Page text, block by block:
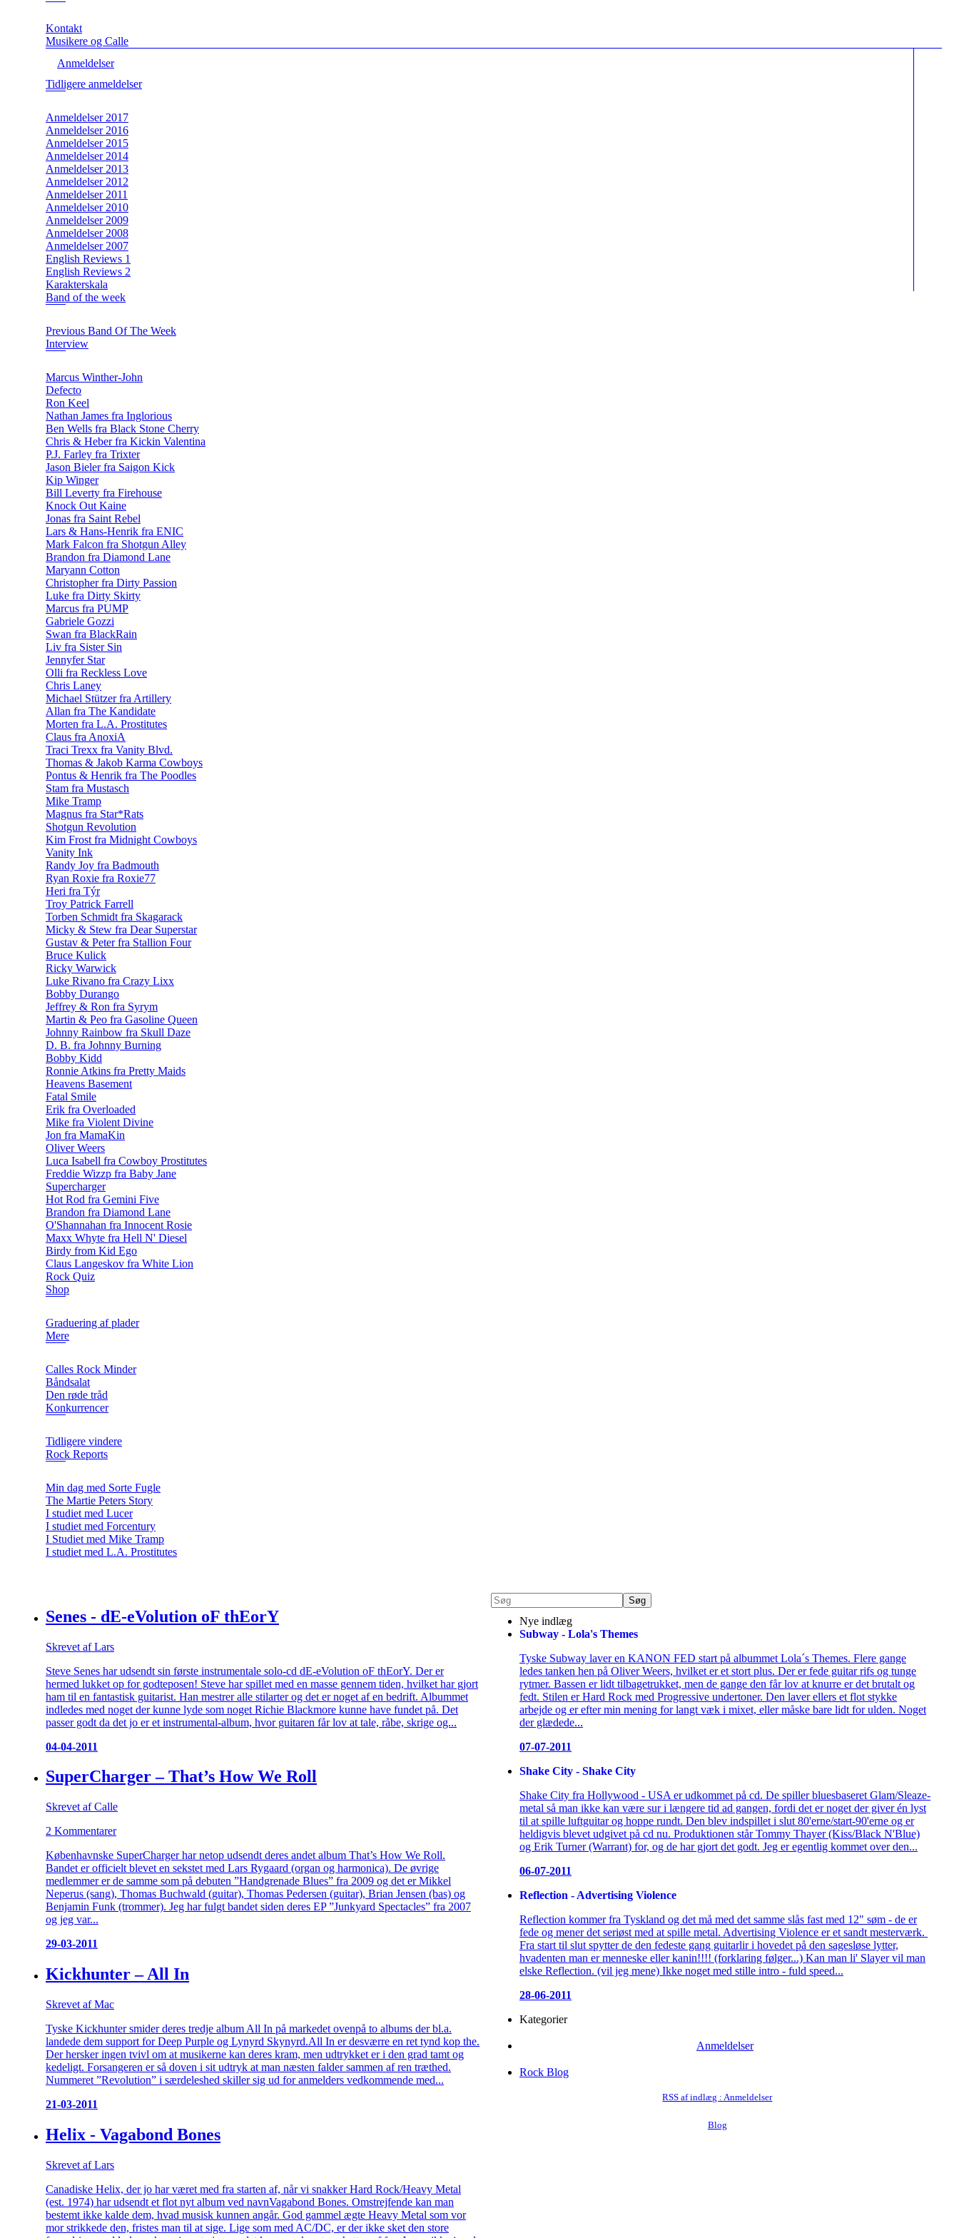
Kontakt
Musikere og Calle
Anmeldelser
Tidligere anmeldelser
Anmeldelser 2017
Anmeldelser 2016
Anmeldelser 2015
Anmeldelser 2014
Anmeldelser 2013
Anmeldelser 2012
Anmeldelser 2011
Anmeldelser 2010
Anmeldelser 2009
Anmeldelser 2008
Anmeldelser 2007
English Reviews 1
English Reviews 2
Karakterskala
Band of the week
Previous Band Of The Week
Interview
Marcus Winther-John
Defecto
Ron Keel
Nathan James fra Inglorious
Ben Wells fra Black Stone Cherry
Chris & Heber fra Kickin Valentina
P.J. Farley fra Trixter
Jason Bieler fra Saigon Kick
Kip Winger
Bill Leverty fra Firehouse
Knock Out Kaine
Jonas fra Saint Rebel
Lars & Hans-Henrik fra ENIC
Mark Falcon fra Shotgun Alley
Brandon fra Diamond Lane
Maryann Cotton
Christopher fra Dirty Passion
Luke fra Dirty Skirty
Marcus fra PUMP
Gabriele Gozzi
Swan fra BlackRain
Liv fra Sister Sin
Jennyfer Star
Olli fra Reckless Love
Chris Laney
Michael Stützer fra Artillery
Allan fra The Kandidate
Morten fra L.A. Prostitutes
Claus fra AnoxiA
Traci Trexx fra Vanity Blvd.
Thomas & Jakob Karma Cowboys
Pontus & Henrik fra The Poodles
Stam fra Mustasch
Mike Tramp
Magnus fra Star*Rats
Shotgun Revolution
Kim Frost fra Midnight Cowboys
Vanity Ink
Randy Joy fra Badmouth
Ryan Roxie fra Roxie77
Heri fra Týr
Troy Patrick Farrell
Torben Schmidt fra Skagarack
Micky & Stew fra Dear Superstar
Gustav & Peter fra Stallion Four
Bruce Kulick
Ricky Warwick
Luke Rivano fra Crazy Lixx
Bobby Durango
Jeffrey & Ron fra Syrym
Martin & Peo fra Gasoline Queen
Johnny Rainbow fra Skull Daze
D. B. fra Johnny Burning
Bobby Kidd
Ronnie Atkins fra Pretty Maids
Heavens Basement
Fatal Smile
Erik fra Overloaded
Mike fra Violent Divine
Jon fra MamaKin
Oliver Weers
Luca Isabell fra Cowboy Prostitutes
Freddie Wizzp fra Baby Jane
Supercharger
Hot Rod fra Gemini Five
Brandon fra Diamond Lane
O'Shannahan fra Innocent Rosie
Maxx Whyte fra Hell N' Diesel
Birdy from Kid Ego
Claus Langeskov fra White Lion
Rock Quiz
Shop
Graduering af plader
Mere
Calles Rock Minder
Båndsalat
Den røde tråd
Konkurrencer
Tidligere vindere
Rock Reports
Min dag med Sorte Fugle
The Martie Peters Story
I studiet med Lucer
I studiet med Forcentury
I Studiet med Mike Tramp
I studiet med L.A. Prostitutes
Senes - dE-eVolution oF thEorY
Skrevet af Lars
Steve Senes har udsendt sin første instrumentale solo-cd dE-eVolution oF thEorY. Der er
hermed lukket op for godteposen! Steve har spillet med en masse gennem tiden, hvilket har gjort
ham til en fantastisk guitarist. Han mestrer alle stilarter og det er noget af en bedrift. Albummet
indledes med noget der kunne lyde som noget Richie Blackmore kunne have fundet på. Det
passer godt da det jo er et instrumental-album, hvor guitaren får lov at tale, råbe, skrige og...
04-04-2011
SuperCharger – That’s How We Roll
Skrevet af Calle
2 Kommentarer
Københavnske SuperCharger har netop udsendt deres andet album That’s How We Roll.
Bandet er officielt blevet en sekstet med Lars Rygaard (organ og harmonica). De øvrige
medlemmer er de samme som på debuten ”Handgrenade Blues” fra 2009 og det er Mikkel
Neperus (sang), Thomas Buchwald (guitar), Thomas Pedersen (guitar), Brian Jensen (bas) og
Benjamin Funk (trommer). Jeg har fulgt bandet siden deres EP ”Junkyard Spectacles” fra 2007
og jeg var...
29-03-2011
Kickhunter – All In
Skrevet af Mac
Tyske Kickhunter smider deres tredje album All In på markedet ovenpå to albums der bl.a.
landede dem support for Deep Purple og Lynyrd Skynyrd.All In er desværre en ret tynd kop the.
Der hersker ingen tvivl om at musikerne kan deres kram, men udtrykket er i den grad tamt og
kedeligt. Forsangeren er så doven i sit udtryk at man næsten falder sammen af ren træthed.
Nummeret ”Revolution” i særdeleshed skiller sig ud for anmelders vedkommende med...
21-03-2011
Helix - Vagabond Bones
Skrevet af Lars
Canadiske Helix, der jo har været med fra starten af, når vi snakker Hard Rock/Heavy Metal
(est. 1974) har udsendt et flot nyt album ved navnVagabond Bones. Omstrejfende kan man
bestemt ikke kalde dem, hvad musisk kunnen angår. God gammel ægte Heavy Metal som vor
mor strikkede den, fristes man til at sige. Lige som med AC/DC, er der ikke sket den store
Nye indlæg
Subway - Lola's Themes
Tyske Subway laver en KANON FED start på albummet Lola´s Themes. Flere gange
ledes tanken hen på Oliver Weers, hvilket er et stort plus. Der er fede guitar rifs og tunge
rytmer. Bassen er lidt tilbagetrukket, men de gange den får lov at knurre er det brutalt og
fedt. Stilen er Hard Rock med Progressive undertoner. Den laver ellers et flot stykke
arbejde og er efter min mening for langt væk i mixet, eller måske bare lidt for ulden. Noget
der glædede...
07-07-2011
Shake City - Shake City
Shake City fra Hollywood - USA er udkommet på cd. De spiller bluesbaseret Glam/Sleaze-
metal så man ikke kan være sur i længere tid ad gangen, fordi det er noget der giver én lyst
til at spille luftguitar og hoppe rundt. Den blev indspillet i slut 80'erne/start-90'erne og er
heldigvis blevet udgivet på cd nu. Produktionen står Tommy Thayer (Kiss/Black N'Blue)
og Erik Turner (Warrant) for, og de har gjort det godt. Jeg er egentlig kommet over den...
06-07-2011
Reflection - Advertising Violence
Reflection kommer fra Tyskland og det må med det samme slås fast med 12" søm - de er
fede og mener det seriøst med at spille metal. Advertising Violence er et sandt mesterværk.
Fra start til slut spytter de den fedeste gang guitarlir i hovedet på den sagesløse lytter,
hvadenten man er menneske eller kanin!!!! (forklaring følger...) Kan man li' Slayer vil man
elske Reflection. (vil jeg mene) Ikke noget med stille intro - fuld speed...
28-06-2011
Kategorier
Anmeldelser
Rock Blog
RSS af indlæg : Anmeldelser
Blog